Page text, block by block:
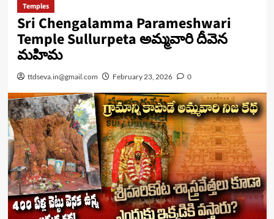
Temples
Sri Chengalamma Parameshwari
Temple Sullurpeta అమ్మవారి దీవెన
మహిమ
ttdseva.in@gmail.com February 23, 2026 0